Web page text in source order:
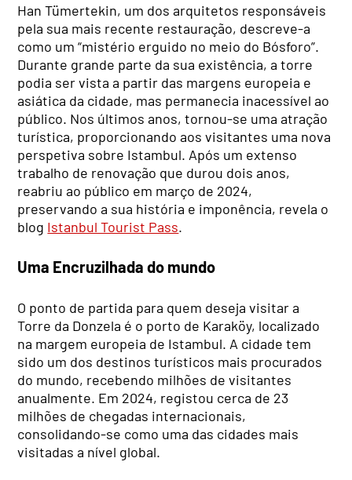
Han Tümertekin, um dos arquitetos responsáveis
pela sua mais recente restauração, descreve-a
como um “mistério erguido no meio do Bósforo”.
Durante grande parte da sua existência, a torre
podia ser vista a partir das margens europeia e
asiática da cidade, mas permanecia inacessível ao
público. Nos últimos anos, tornou-se uma atração
turística, proporcionando aos visitantes uma nova
perspetiva sobre Istambul. Após um extenso
trabalho de renovação que durou dois anos,
reabriu ao público em março de 2024,
preservando a sua história e imponência, revela o
blog Istanbul Tourist Pass.
Uma Encruzilhada do mundo
O ponto de partida para quem deseja visitar a
Torre da Donzela é o porto de Karaköy, localizado
na margem europeia de Istambul. A cidade tem
sido um dos destinos turísticos mais procurados
do mundo, recebendo milhões de visitantes
anualmente. Em 2024, registou cerca de 23
milhões de chegadas internacionais,
consolidando-se como uma das cidades mais
visitadas a nível global.